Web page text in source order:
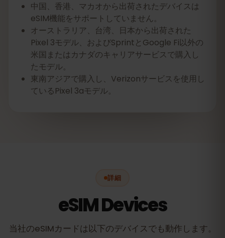
中国、香港、マカオから出荷されたデバイスは
eSIM機能をサポートしていません。
オーストラリア、台湾、日本から出荷された
Pixel 3モデル、およびSprintとGoogle Fi以外の
米国またはカナダのキャリアサービスで購入し
たモデル。
東南アジアで購入し、Verizonサービスを使用し
ているPixel 3aモデル。
詳細
eSIM Devices
当社のeSIMカードは以下のデバイスでも動作します。